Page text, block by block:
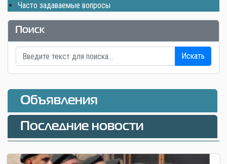
Часто задаваемые вопросы
Поиск
Искать
Объявления
Последние новости